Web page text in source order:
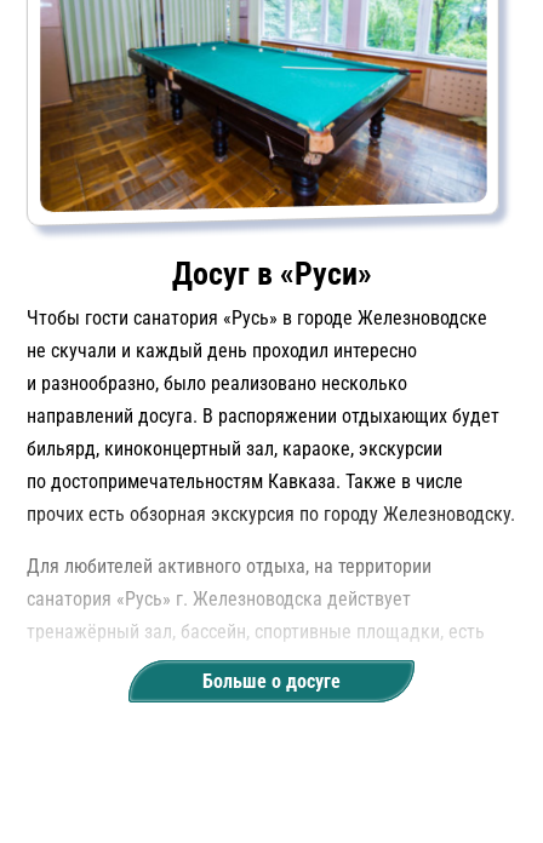
Досуг в «Руси»
Чтобы гости санатория «Русь» в городе Железноводске
не скучали и каждый день проходил интересно
и разнообразно, было реализовано несколько
направлений досуга. В распоряжении отдыхающих будет
бильярд, киноконцертный зал, караоке, экскурсии
по достопримечательностям Кавказа. Также в числе
прочих есть обзорная экскурсия по городу Железноводску.
Для любителей активного отдыха, на территории
санатория «Русь» г. Железноводска действует
тренажёрный зал, бассейн, спортивные площадки, есть
зоны с настольными играми (шахматы, нарды и шашки).
А для тех, кто любит тишину и уединение — есть большая
Больше о досуге